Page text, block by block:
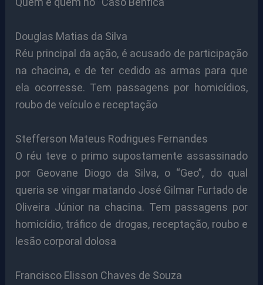
Douglas Matias da Silva
Réu principal da ação, é acusado de participação
na chacina, e de ter cedido as armas para que
ela ocorresse. Tem passagens por homicídios,
roubo de veículo e receptação
Stefferson Mateus Rodrigues Fernandes
O réu teve o primo supostamente assassinado
por Geovane Diogo da Silva, o “Geo”, do qual
queria se vingar matando José Gilmar Furtado de
Oliveira Júnior na chacina. Tem passagens por
homicídio, tráfico de drogas, receptação, roubo e
lesão corporal dolosa
Francisco Elisson Chaves de Souza